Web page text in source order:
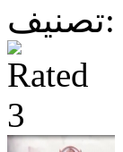
تصنيف: